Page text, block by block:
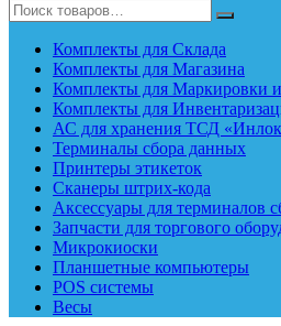
Комплекты для Склада
Комплекты для Магазина
Комплекты для Маркировки
Комплекты для
АС для хранения ТСД
Терминалы сбора данных
Принтеры этикеток
Сканеры штрих-кода
Аксессуары для терминалов
Запчасти для торгового
Микрокиоски
Планшетные компьютеры
POS системы
Весы